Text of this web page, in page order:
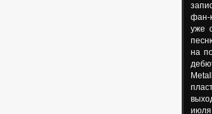
фан-
уже
на